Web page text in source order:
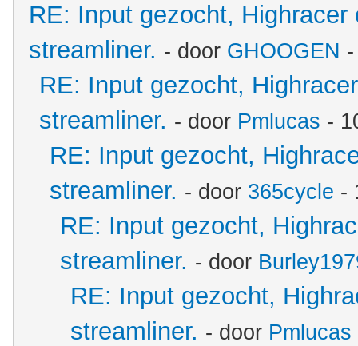
RE: Input gezocht, Highracer
streamliner. - door GHOOGEN
RE: Input gezocht,
streamliner. - door Pmlucas -
RE: Input gezocht,
streamliner. - door 365cycle -
RE: Input gezocht,
streamliner. - door
RE: Input gezocht,
streamliner. - door Pmlucas